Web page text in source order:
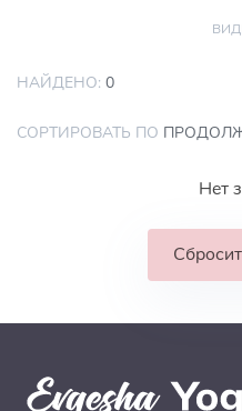
НАЙДЕНО: 0
СОРТИРОВАТЬ ПО
Нет